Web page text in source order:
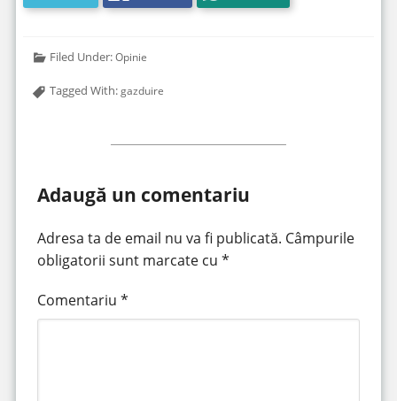
Filed Under:Opinie
Tagged With:gazduire
Adaugă un comentariu
Adresa ta de email nu va fi publicată. Câmpurile
obligatorii sunt marcate cu *
Comentariu *